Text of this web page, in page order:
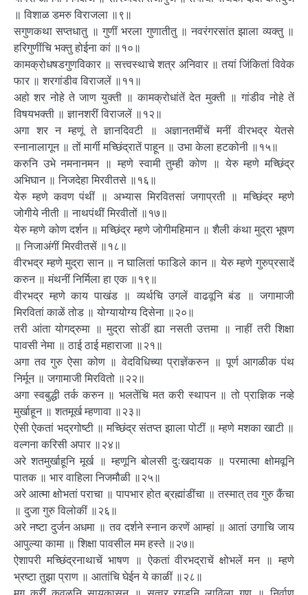
॥ विशाळ डमरु विराजला ॥९॥
सगुणकथा सप्तधातु ॥ गुणीं भरला गुणातीतु ॥ नवरंगरसांत झाला व्यक्तु ॥
हरिगुणींचि भक्तु होईना कां ॥१०॥
कामक्रोधषडगुणविकार ॥ सत्त्वस्थाचे शत्र अनिवार ॥ तयां जिंकितां विवेक
फार ॥ शरगांडीव विराजलें ॥११॥
अहो शर नोहे ते जाण युक्ती ॥ कामक्रोधांतें देत मुक्ती ॥ गांडीव नोहे तें
विषयभक्ती ॥ ज्ञानशरीं विराजलें ॥१२॥
अगा शर न म्हणूं ते ज्ञानदिवटी ॥ अज्ञानतमींचें मनीं वीरभद्र येतसे
स्नानालागून ॥ तों मार्गी मच्छिंद्रातें पाहून ॥ उभा केला हटकोनी ॥१५॥
करुनि उभे नमनानमन ॥ म्हणे स्वामी तुम्ही कोण ॥ येरु म्हणे मच्छिंद्र
अभिघान ॥ निजदेहा मिरवीतसे ॥१६॥
येरु म्हणे कवण पंथीं ॥ अभ्यास मिरवितसां जगाप्रती ॥ मच्छिंद्र म्हणे
जोगीये नीती ॥ नाथपंथीं मिरवीतों ॥१७॥
येरु म्हणे कोण दर्शन ॥ मच्छिंद्र म्हणे जोगीमहिमान ॥ शैली कंथा मुद्रा भूषण
॥ निजाअंगीं मिरवीतसें ॥१८॥
वीरभद्र म्हणे मुद्रा सान ॥ न घालितां फाडिले कान ॥ येरु म्हणे गुरुप्रसादें
करुन ॥ मंथनीं निर्मिला हा एक ॥१९॥
वीरभद्र म्हणे काय पाखंड ॥ व्यर्थचि उगलें वाढवूनि बंड ॥ जगामाजी
मिरवितां काळें तोड ॥ योग्यायोग्य दिसेना ॥२०॥
तरी आंता योगद्रुमा ॥ मुद्रा सोडीं ह्या नसती उत्तमा ॥ नाहीं तरी शिक्षा
पावसी नेमा ॥ ठाई ठाई महाराजा ॥२१॥
अगा तव गुरु ऐसा कोण ॥ वेदविधिच्या प्राज्ञेंकरुन ॥ पूर्ण आगळीक पंथ
निर्मून ॥ जगामाजी मिरवितो ॥२२॥
अगा स्वबुद्धी तर्क करुन ॥ भलतेंचि मत करी स्थापन ॥ तो प्राज्ञिक नव्हे
मुर्खाहून ॥ शतमूर्ख म्हणावा ॥२३॥
ऐसी ऐकतां भद्रगोष्टी ॥ मच्छिंद्र संतप्त झाला पोटीं ॥ म्हणे मशका खाटी ॥
वल्गना करिसी अपार ॥२४॥
अरे शतमुर्खाहूनि मूर्ख ॥ म्हणूनि बोलसी दुःखदायक ॥ परमात्मा क्षोमवूनि
पातक ॥ भार वाहिला निजमौळी ॥२५॥
अरे आत्मा क्षोभतां पराचा ॥ पापभार होत ब्रह्मांडींचा ॥ तस्मात् तव गुरु कैंचा
॥ दुजा गुरु विलोकीं ॥२६॥
अरे नष्टा दुर्जन अधमा ॥ तव दर्शने स्नान करणें आम्हां ॥ आतां उगाचि जाय
आपुल्या कामा ॥ शिक्षा पावसील मम हस्ते ॥२७॥
ऐशापरी मच्छिंद्रनाथाचें भाषण ॥ ऐकतां वीरभद्राचें क्षोभलें मन ॥ म्हणे
भ्रष्टा तुझा प्राण ॥ आतांचि घेईन ये काळीं ॥२८॥